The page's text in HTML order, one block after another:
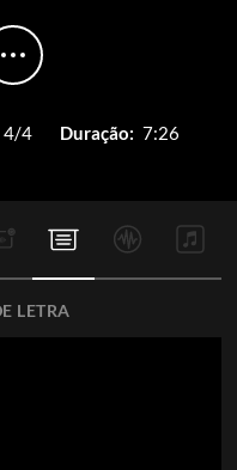
4/4 Duração: 7:26
LETRA